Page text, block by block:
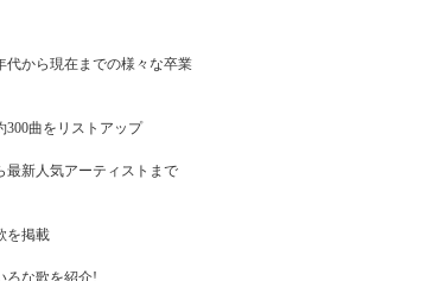
代から現在までの様々な卒業
300曲をリストアップ
最新人気アーティストまで
を掲載
ろな歌を紹介!